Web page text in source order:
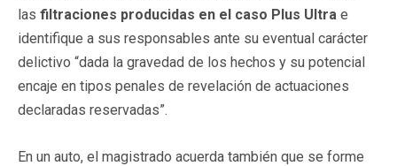
las filtraciones producidas en el caso Plus Ultra e
identifique a sus responsables ante su eventual carácter
delictivo “dada la gravedad de los hechos y su potencial
encaje en tipos penales de revelación de actuaciones
declaradas reservadas”.
En un auto, el magistrado acuerda también que se forme